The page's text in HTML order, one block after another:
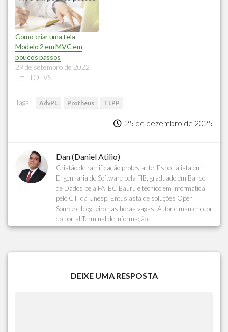
Como criar uma tela
Modelo 2 em MVC em
poucos passos
29 de setembro de 2022
Em "TOTVS"
Tags: AdvPL Protheus TLPP
25 de dezembro de 2025
Dan (Daniel Atilio)
Cristão de ramificação protestante. Especialista em
Engenharia de Software pela FIB, graduado em Banco
de Dados pela FATEC Bauru e técnico em informática
pelo CTI da Unesp. Entusiasta de soluções Open
Source e blogueiro nas horas vagas. Autor e mantenedor
do portal Terminal de Informação.
DEIXE UMA RESPOSTA